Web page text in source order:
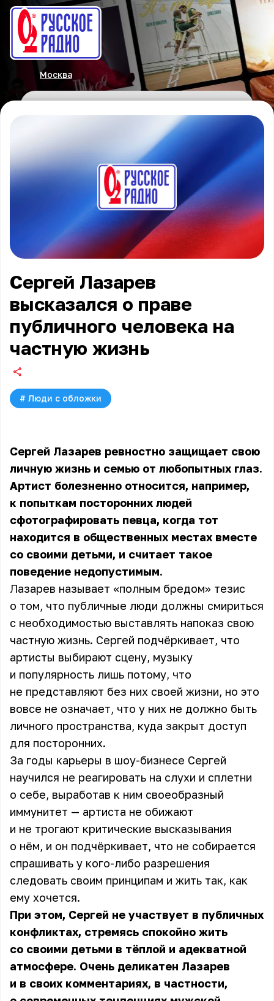
Москва
Сергей Лазарев
высказался о праве
публичного человека на
частную жизнь
# Люди с обложки
Сергей Лазарев ревностно защищает свою
личную жизнь и семью от любопытных глаз.
Артист болезненно относится, например,
к попыткам посторонних людей
сфотографировать певца, когда тот
находится в общественных местах вместе
со своими детьми, и считает такое
поведение недопустимым.
Лазарев называет «полным бредом» тезис
о том, что публичные люди должны смириться
с необходимостью выставлять напоказ свою
частную жизнь. Сергей подчёркивает, что
артисты выбирают сцену, музыку
и популярность лишь потому, что
не представляют без них своей жизни, но это
вовсе не означает, что у них не должно быть
личного пространства, куда закрыт доступ
для посторонних.
За годы карьеры в шоу-бизнесе Сергей
научился не реагировать на слухи и сплетни
о себе, выработав к ним своеобразный
иммунитет — артиста не обижают
и не трогают критические высказывания
о нём, и он подчёркивает, что не собирается
спрашивать у кого-либо разрешения
следовать своим принципам и жить так, как
ему хочется.
При этом, Сергей не участвует в публичных
конфликтах, стремясь спокойно жить
со своими детьми в тёплой и адекватной
атмосфере. Очень деликатен Лазарев
и в своих комментариях, в частности,